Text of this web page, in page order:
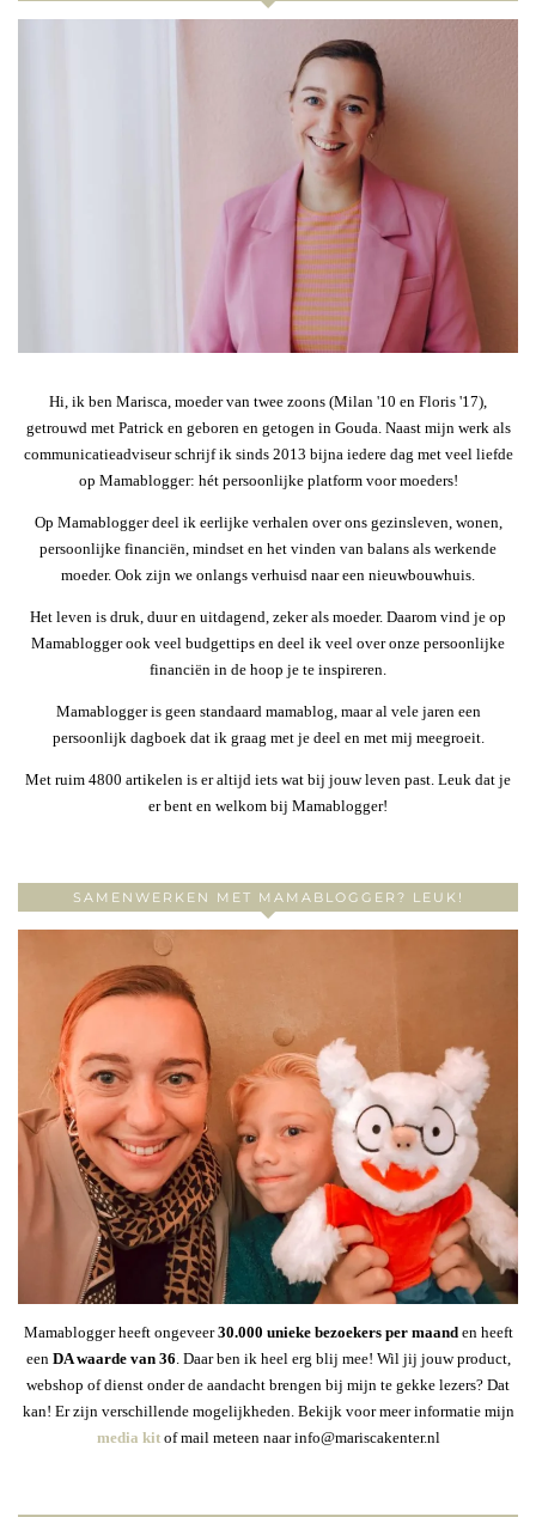
Hi, ik ben Marisca, moeder van twee zoons (Milan '10 en Floris '17),
getrouwd met Patrick en geboren en getogen in Gouda. Naast mijn werk als
communicatieadviseur schrijf ik sinds 2013 bijna iedere dag met veel liefde
op Mamablogger: hét persoonlijke platform voor moeders!
Op Mamablogger deel ik eerlijke verhalen over ons gezinsleven, wonen,
persoonlijke financiën, mindset en het vinden van balans als werkende
moeder. Ook zijn we onlangs verhuisd naar een nieuwbouwhuis.
Het leven is druk, duur en uitdagend, zeker als moeder. Daarom vind je op
Mamablogger ook veel budgettips en deel ik veel over onze persoonlijke
financiën in de hoop je te inspireren.
Mamablogger is geen standaard mamablog, maar al vele jaren een
persoonlijk dagboek dat ik graag met je deel en met mij meegroeit.
Met ruim 4800 artikelen is er altijd iets wat bij jouw leven past. Leuk dat je
er bent en welkom bij Mamablogger!
SAMENWERKEN MET MAMABLOGGER? LEUK!
Mamablogger heeft ongeveer30.000 unieke bezoekers per maanden heeft
een DA waarde van 36. Daar ben ik heel erg blij mee! Wil jij jouw product,
webshop of dienst onder de aandacht brengen bij mijn te gekke lezers? Dat
kan! Er zijn verschillende mogelijkheden. Bekijk voor meer informatie mijn
media kitof mail meteen naar info@mariscakenter.nl